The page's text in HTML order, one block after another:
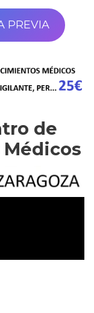
PREVIA
de